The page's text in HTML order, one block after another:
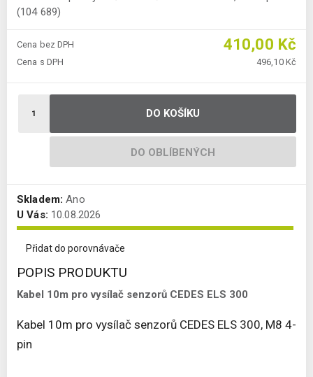
(104 689)
Cena bez DPH 410,00 Kč
Cena s DPH 496,10 Kč
DO KOŠÍKU
DO OBLÍBENÝCH
Skladem: Ano
U Vás: 10.08.2026
Přidat do porovnávače
POPIS PRODUKTU
Kabel 10m pro vysílač senzorů CEDES ELS 300
Kabel 10m pro vysílač senzorů CEDES ELS 300, M8 4-
pin